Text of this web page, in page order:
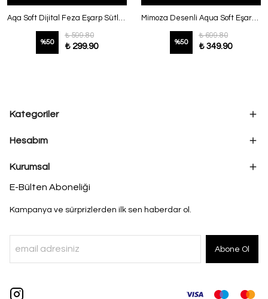
Aqa Soft Dijital Feza Eşarp Sütlü Kahve
%50
₺ 599.80
₺ 299.90
Mimoza Desenli Aqua Soft Eşarp Laci Ekru
%50
₺ 699.80
₺ 349.90
Kategoriler
Hesabım
Kurumsal
E-Bülten Aboneliği
Kampanya ve sürprizlerden ilk sen haberdar ol.
Abone Ol